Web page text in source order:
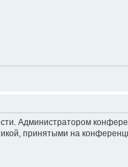
Администратором
принятыми на